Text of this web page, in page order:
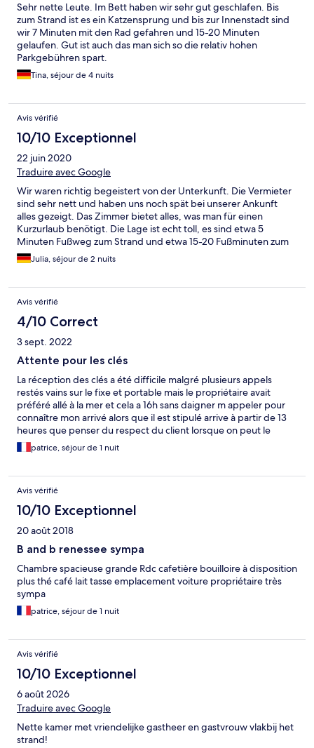
Sehr nette Leute. Im Bett haben wir sehr gut geschlafen. Bis
zum Strand ist es ein Katzensprung und bis zur Innenstadt sind
wir 7 Minuten mit den Rad gefahren und 15-20 Minuten
gelaufen. Gut ist auch das man sich so die relativ hohen
Parkgebühren spart.
Tina, séjour de 4 nuits
Avis vérifié
10/10 Exceptionnel
22 juin 2020
Traduire avec Google
Wir waren richtig begeistert von der Unterkunft. Die Vermieter
sind sehr nett und haben uns noch spät bei unserer Ankunft
alles gezeigt. Das Zimmer bietet alles, was man für einen
Kurzurlaub benötigt. Die Lage ist echt toll, es sind etwa 5
Minuten Fußweg zum Strand und etwa 15-20 Fußminuten zum
Zentrum. Es wurden sogar die Betten gemacht und uns frische
Handtücher hingelegt. Alles in allem sind wir vollends zufrieden
Julia, séjour de 2 nuits
Avis vérifié
4/10 Correct
3 sept. 2022
Attente pour les clés
La réception des clés a été difficile malgré plusieurs appels
restés vains sur le fixe et portable mais le propriétaire avait
préféré allé à la mer et cela a 16h sans daigner m appeler pour
connaître mon arrivé alors que il est stipulé arrive à partir de 13
heures que penser du respect du client lorsque on peut le
joindrepatrice, séjour de 1 nuit
Avis vérifié
10/10 Exceptionnel
20 août 2018
B and b renessee sympa
Chambre spacieuse grande Rdc cafetière bouilloire à disposition
plus thé café lait tasse emplacement voiture propriétaire très
sympa
patrice, séjour de 1 nuit
Avis vérifié
10/10 Exceptionnel
6 août 2026
Traduire avec Google
Nette kamer met vriendelijke gastheer en gastvrouw vlakbij het
strand!